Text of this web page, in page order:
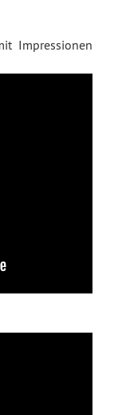
Impressionen